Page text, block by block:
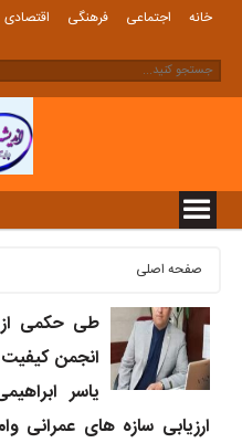
خانه اجتماعی فرهنگی اقتصادی
صفحه اصلی
طی حکمی از
انجمن
یاسر
ارزیابی سازه های